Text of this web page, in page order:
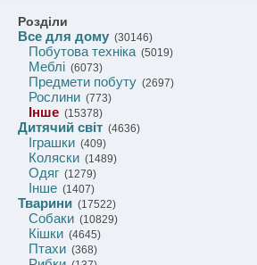
Розділи
Все для дому (30146)
Побутова техніка(5019)
Меблі (6073)
Предмети побуту (2697)
Рослини (773)
Інше (15378)
Дитячий світ (4636)
Іграшки (409)
Коляски (1489)
Одяг (1279)
Інше (1407)
Тварини (17522)
Собаки (10829)
Кішки (4645)
Птахи (368)